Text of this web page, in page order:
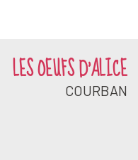
LES OEUFS D'ALICE
COURBAN